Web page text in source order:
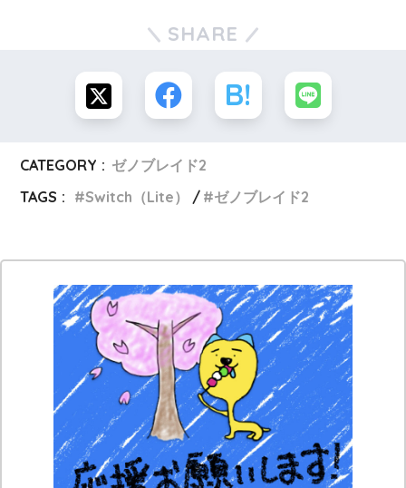
SHARE
CATEGORY : ゼノブレイド2
TAGS :
Switch（Lite） ゼノブレイド2